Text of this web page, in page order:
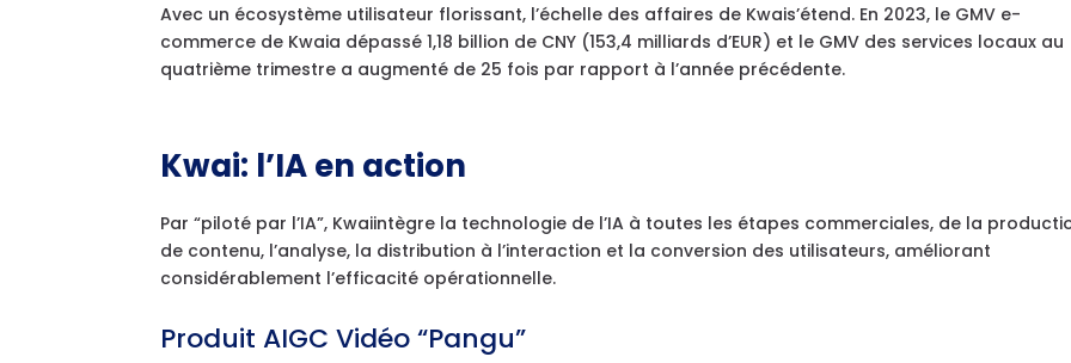
Avec un écosystème utilisateur florissant, l’échelle des affaires de Kwais’étend. En 2023, le GMV e-
commerce de Kwaia dépassé 1,18 billion de CNY (153,4 milliards d’EUR) et le GMV des services locaux au
quatrième trimestre a augmenté de 25 fois par rapport à l’année précédente.
Kwai: l’IA en action
Par “piloté par l’IA”, Kwaiintègre la technologie de l’IA à toutes les étapes commerciales, de la
de contenu, l’analyse, la distribution à l’interaction et la conversion des utilisateurs, améliorant
considérablement l’efficacité opérationnelle.
Produit AIGC Vidéo “Pangu”